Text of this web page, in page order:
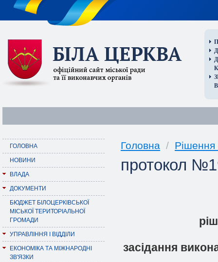
ГОЛОВНА
НОВИНИ
ВЛАДА
ДОКУМЕНТИ
БЮДЖЕТ БІЛОЦЕРКІВСЬКОЇ
МІСЬКОЇ ТЕРИТОРІАЛЬНОЇ
ГРОМАДИ
УПРАВЛІННЯ І ВІДДІЛИ
ЕКОНОМІКА ТА МІЖНАРОДНІ
ЗВ'ЯЗКИ
Головна / Рішення
протокол
засiдання